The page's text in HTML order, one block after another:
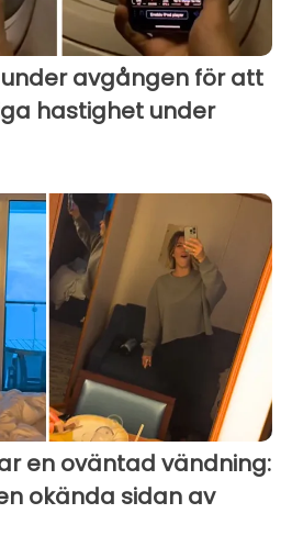
avgången för att
hastighet under
en oväntad vändning:
okända sidan av